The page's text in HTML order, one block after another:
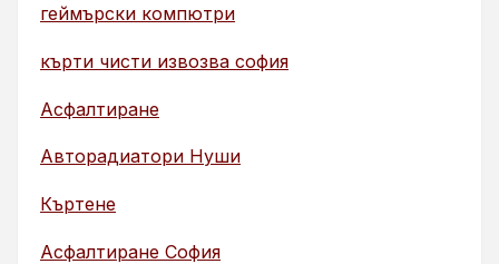
геймърски компютри
кърти чисти извозва софия
Асфалтиране
Авторадиатори Нуши
Къртене
Асфалтиране София